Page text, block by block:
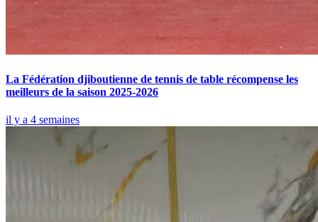
La Fédération djiboutienne de tennis de table récompense les
meilleurs de la saison 2025-2026
il y a 4 semaines